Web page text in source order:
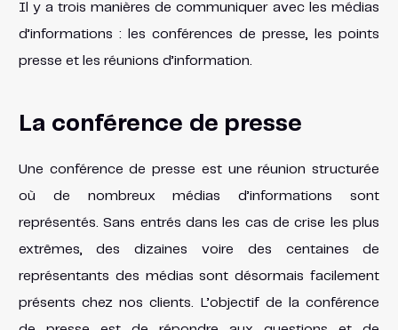
Il y a trois manières de communiquer avec les médias
d’informations : les conférences de presse, les points
presse et les réunions d’information.
La conférence de presse
Une conférence de presse est une réunion structurée
où de nombreux médias d’informations sont
représentés. Sans entrés dans les cas de crise les plus
extrêmes, des dizaines voire des centaines de
représentants des médias sont désormais facilement
présents chez nos clients. L’objectif de la conférence